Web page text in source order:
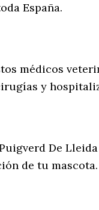
España.
médicos
y
De
de tu mascota.